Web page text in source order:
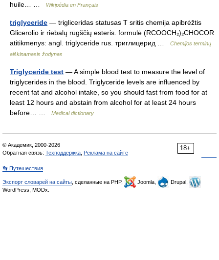
huile… …
Wikipédia en Français
triglyceride — trigliceridas statusas T sritis chemija apibrėžtis
Glicerolio ir riebalų rūgščių esteris. formulė (RCOOCH₂)₂CHOCOR
atitikmenys: angl. triglyceride rus. триглицерид …
Chemijos terminų
aiškinamasis žodynas
Triglyceride test — A simple blood test to measure the level of
triglycerides in the blood. Triglyceride levels are influenced by
recent fat and alcohol intake, so you should fast from food for at
least 12 hours and abstain from alcohol for at least 24 hours
before… …
Medical dictionary
18+
© Академик, 2000-2026
Обратная связь: Техподдержка Реклама на сайте
👣 Путешествия
Экспорт словарей на сайты , сделанные на PHP, Joomla,
Drupal,
WordPress, MODx.